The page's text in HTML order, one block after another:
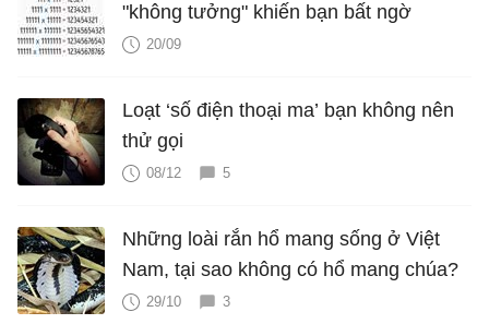
"không tưởng" khiến bạn bất ngờ
20/09
Loạt ‘số điện thoại ma’ bạn không nên
thử gọi
08/12 5
Những loài rắn hổ mang sống ở Việt
Nam, tại sao không có hổ mang chúa?
29/10 3